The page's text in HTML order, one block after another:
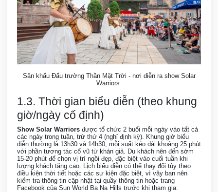
Sân khấu Đấu trường Thần Mặt Trời - nơi diễn ra show Solar
Warriors.
1.3. Thời gian biểu diễn (theo khung
giờ/ngày cố định)
Show Solar Warriors được tổ chức 2 buổi mỗi ngày vào tất cả
các ngày trong tuần, trừ thứ 4 (nghỉ định kỳ). Khung giờ biểu
diễn thường là 13h30 và 14h30, mỗi suất kéo dài khoảng 25 phút
với phần tương tác cổ vũ từ khán giả. Du khách nên đến sớm
15-20 phút để chọn vị trí ngồi đẹp, đặc biệt vào cuối tuần khi
lượng khách tăng cao. Lịch biểu diễn có thể thay đổi tùy theo
điều kiện thời tiết hoặc các sự kiện đặc biệt, vì vậy bạn nên
kiểm tra thông tin cập nhật tại quầy thông tin hoặc trang
Facebook của Sun World Ba Na Hills trước khi tham gia.